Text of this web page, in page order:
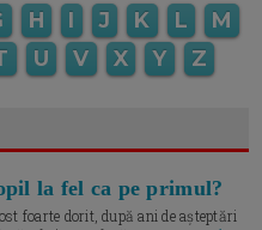
H I J K L
M
U V X Y Z
la fel ca pe primul?
foarte dorit, după ani de așteptări